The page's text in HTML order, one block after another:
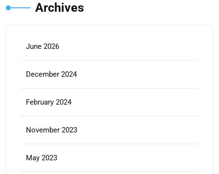
Archives
June 2026
December 2024
February 2024
November 2023
May 2023